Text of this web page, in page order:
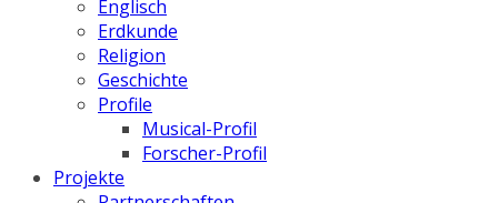
Englisch
Erdkunde
Religion
Geschichte
Profile
Musical-Profil
Forscher-Profil
Projekte